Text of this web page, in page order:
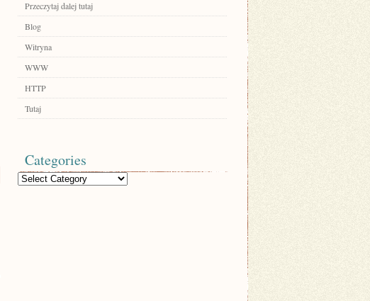
Przeczytaj dalej tutaj
Blog
Witryna
WWW
HTTP
Tutaj
Categories
Categories